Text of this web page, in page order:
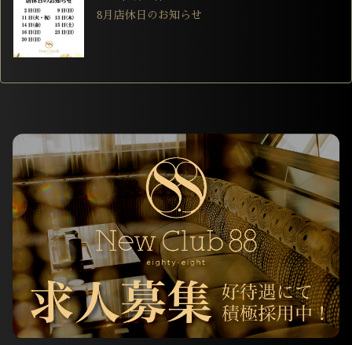
8月店休日のお知らせ